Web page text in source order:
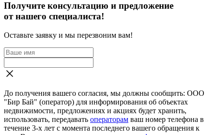
Получите консультацию и предложение
от нашего специалиста!
Оставьте заявку и мы перезвоним вам!
До получения вашего согласия, мы должны сообщить: ООО
"Бир Бай" (оператор) для информирования об объектах
недвижимости, предложениях и акциях будет хранить,
использовать, передавать операторам ваш номер телефона в
течение 3-х лет с момента последнего вашего обращения к